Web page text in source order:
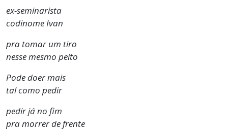
ex-seminarista
codinome Ivan
pra tomar um tiro
nesse mesmo peito
Pode doer mais
tal como pedir
pedir já no fim
pra morrer de frente